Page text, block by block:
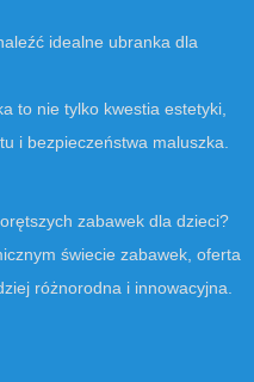
idealne ubranka dla
to nie tylko kwestia estetyki,
i bezpieczeństwa maluszka.
zabawek dla dzieci?
świecie zabawek, oferta
różnorodna i innowacyjna.